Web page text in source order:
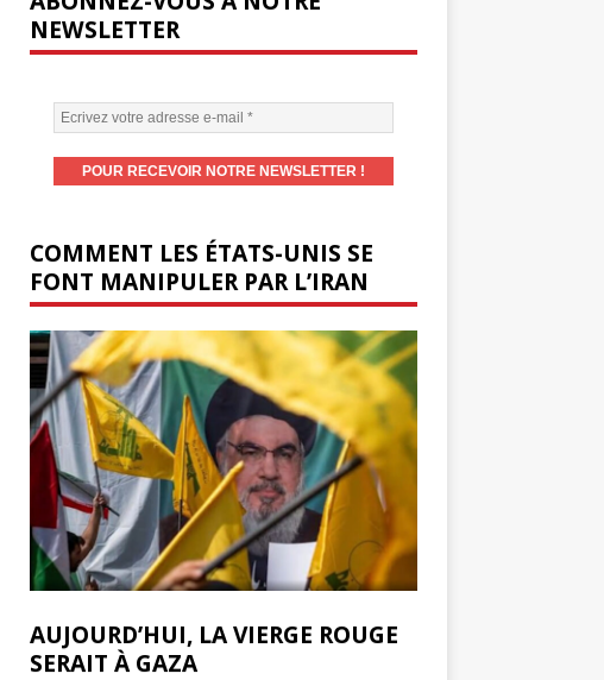
NEWSLETTER
COMMENT LES ÉTATS-UNIS SE
FONT MANIPULER PAR L’IRAN
AUJOURD’HUI, LA VIERGE ROUGE
SERAIT À GAZA